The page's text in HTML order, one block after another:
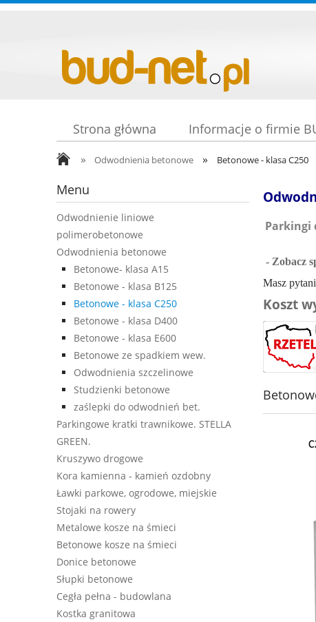
Strona główna Informacje o firmie
» Odwodnienia betonowe » Betonowe - klasa C250
Menu
Odwodnienie liniowe
polimerobetonowe
Odwodnienia betonowe
Betonowe- klasa A15
Betonowe - klasa B125
Betonowe - klasa C250
Betonowe - klasa D400
Betonowe - klasa E600
Betonowe ze spadkiem wew.
Odwodnienia szczelinowe
Studzienki betonowe
zaślepki do odwodnień bet.
Parkingowe kratki trawnikowe. STELLA
GREEN.
Kruszywo drogowe
Kora kamienna - kamień ozdobny
Ławki parkowe, ogrodowe, miejskie
Stojaki na rowery
Metalowe kosze na śmieci
Betonowe kosze na śmieci
Donice betonowe
Słupki betonowe
Cegła pełna - budowlana
Kostka granitowa
Parkingi
- Zobacz
Masz
Koszt